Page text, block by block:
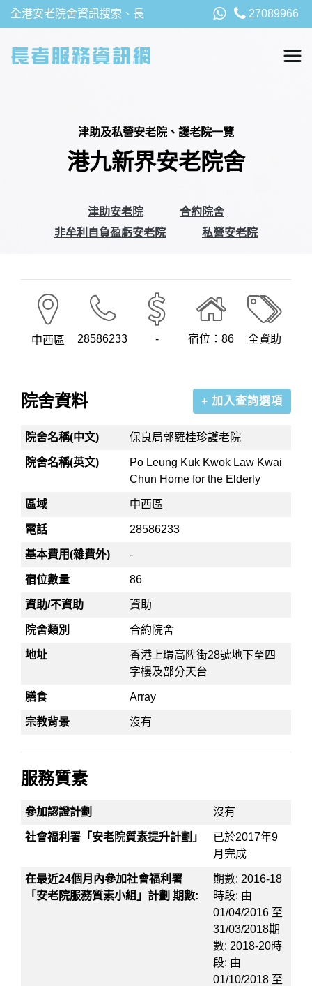
全港安老院舍資訊搜索、長 27089966
津助及私營安老院、護老院一覽
港九新界安老院舍
津助安老院
合約院舍
非牟利自負盈虧安老院
私營安老院
中西區 28586233 - 宿位：86 全資助
院舍資料 + 加入查詢選項
院舍名稱(中文) 保良局郭羅桂珍護老院
院舍名稱(英文)
Po Leung Kuk Kwok Law Kwai
Chun Home for the Elderly
區域 中西區
電話 28586233
基本費用(雜費外) -
宿位數量 86
資助/不資助 資助
院舍類別 合約院舍
地址
香港上環高陞街28號地下至四
字樓及部分天台
膳食 Array
宗教背景 沒有
服務質素
參加認證計劃 沒有
社會福利署「安老院質素提升計劃」
已於2017年9
月完成
在最近24個月內參加社會福利署
「安老院服務質素小組」計劃 期數:
期數: 2016-18
時段: 由
01/04/2016 至
31/03/2018期
數: 2018-20時
段: 由
01/10/2018 至